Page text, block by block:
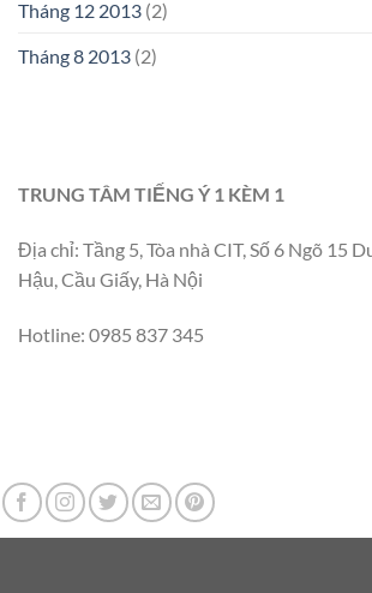
Tháng 12 2013 (2)
Tháng 8 2013 (2)
TRUNG TÂM TIẾNG Ý 1 KÈM 1
Địa chỉ: Tầng 5, Tòa nhà CIT, Số 6 Ngõ 15
Hậu, Cầu Giấy, Hà Nội
Hotline: 0985 837 345